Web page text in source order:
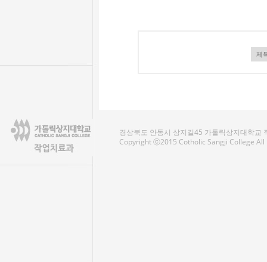
경상북도 안동시 상지길45 가톨릭상지대학교
Copyright ⓒ2015 Cotholic Sangji College